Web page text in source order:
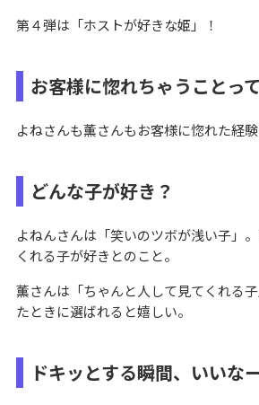
第４弾は「ホストが好きな姫」！
お客様に惚れちゃうことっ
よねさんも薫さんもお客様に惚れた経験
どんな子が好き？
よねんさんは「笑いのツボが浅い子」
くれる子が好きとのこと。
薫さんは「ちゃんと人して見てくれる
たときに選ばれると嬉しい。
ドキッとする瞬間、いいな